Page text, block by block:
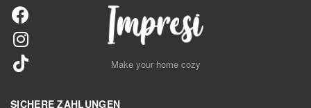
Make your home cozy
SICHERE ZAHLUNGEN